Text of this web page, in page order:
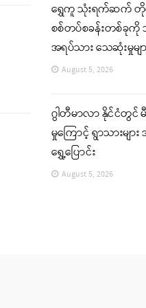
ရွှေကူ သုံးရက်ဆက်
စစ်တပ်စခန်းတစ်ခုကို
အရပ်သား သေဆုံးမှုမျ
August 5, 2026
ဂွါတီမာလာ နိုင်ငံတွင်
မှုကြောင့် ရွာသားများ
ရွှေ့ပြောင်း
August 5, 2026